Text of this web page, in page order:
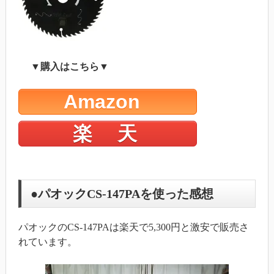
▼購入はこちら▼
Amazon
楽 天
●パオックCS-147PAを使った感想
パオックのCS-147PAは楽天で5,300円と激安で販売さ
れています。